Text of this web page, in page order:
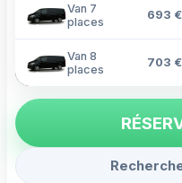
Van 7
places
693 €
Van 8
places
703 €